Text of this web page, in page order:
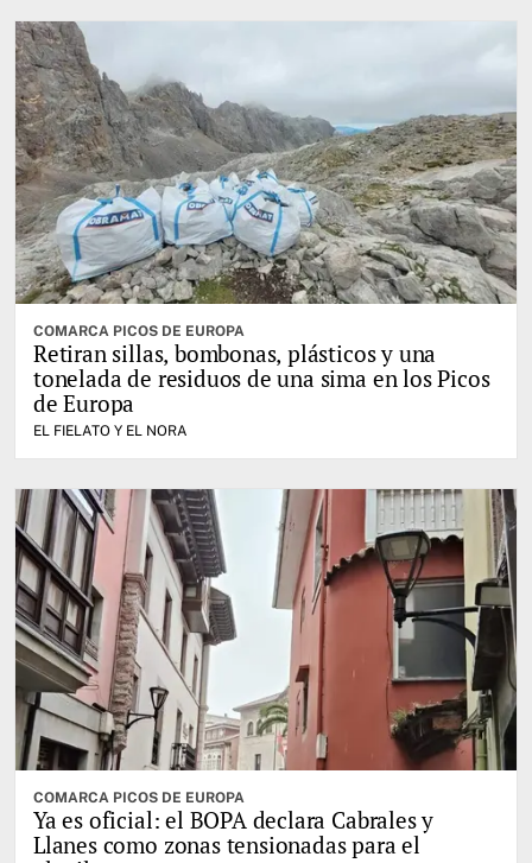
COMARCA PICOS DE EUROPA
Retiran sillas, bombonas, plásticos y una
tonelada de residuos de una sima en los Picos
de Europa
EL FIELATO Y EL NORA
COMARCA PICOS DE EUROPA
Ya es oficial: el BOPA declara Cabrales y
Llanes como zonas tensionadas para el